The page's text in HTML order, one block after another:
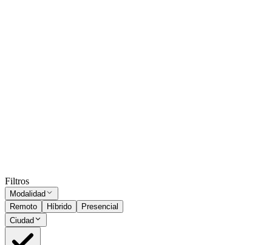
Filtros
Modalidad
Remoto
Híbrido
Presencial
Ciudad